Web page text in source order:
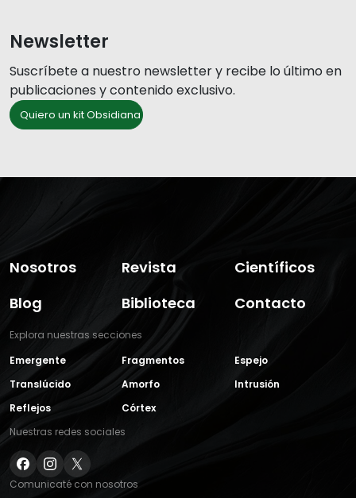
Newsletter
Suscríbete a nuestro newsletter y recibe lo último en
publicaciones y contenido exclusivo.
Quiero un kit Obsidiana
Nosotros Revista
Científicos
Blog
Biblioteca Contacto
Explora nuestras secciones
Emergente
Fragmentos
Espejo
Translúcido
Amorfo
Intrusión
Reflejos
Córtex
Nuestras redes sociales
Comunicaté con nosotros